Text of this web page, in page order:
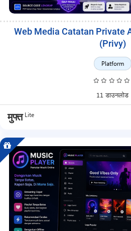
Web Media Catatan Private
(Privy)
Platform
11 डाउनलोड
मुफ्त Lite